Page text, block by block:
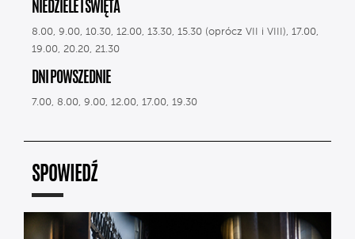
NIEDZIELE I ŚWIĘTA
8.00, 9.00, 10.30, 12.00, 13.30, 15.30 (oprócz VII i VIII), 17.00,
19.00, 20.20, 21.30
DNI POWSZEDNIE
7.00, 8.00, 9.00, 12.00, 17.00, 19.30
SPOWIEDŹ